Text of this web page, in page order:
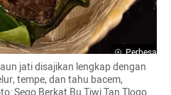
Perbesar
jati disajikan lengkap dengan
tempe, dan tahu bacem,